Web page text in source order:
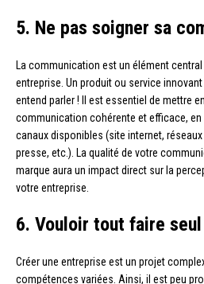
5. Ne pas soigner sa
La communication est un élément central
entreprise. Un produit ou service
entend parler ! Il est essentiel de mettre
communication cohérente et efficace,
canaux disponibles (site internet,
presse, etc.). La qualité de votre
marque aura un impact direct sur la
votre entreprise.
6. Vouloir tout faire seul
Créer une entreprise est un projet
compétences variées. Ainsi, il est peu